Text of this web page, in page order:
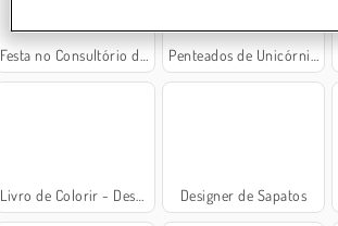
Festa no Consultório do Dentista Penteados de Unicórnio
Livro de Colorir - Desenhos de Elefantes Designer de Sapatos